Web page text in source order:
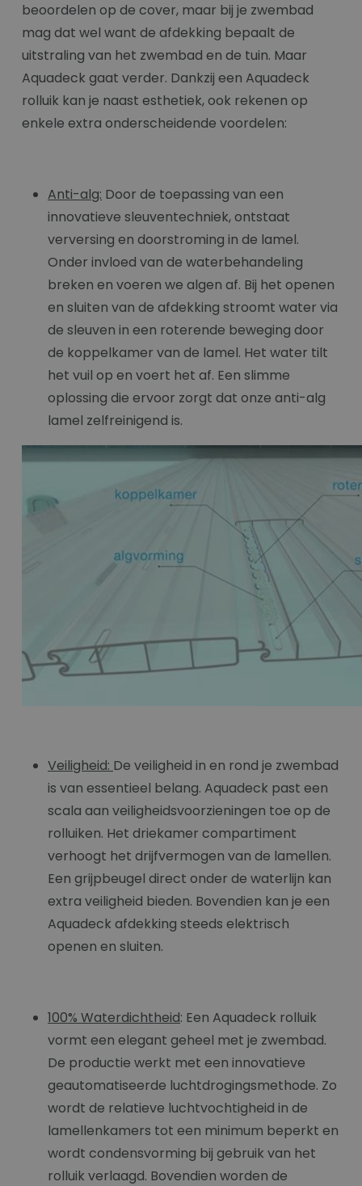
beoordelen op de cover, maar bij je zwembad
mag dat wel want de afdekking bepaalt de
uitstraling van het zwembad en de tuin. Maar
Aquadeck gaat verder. Dankzij een Aquadeck
rolluik kan je naast esthetiek, ook rekenen op
enkele extra onderscheidende voordelen:
Anti-alg: Door de toepassing van een
innovatieve sleuventechniek, ontstaat
verversing en doorstroming in de lamel.
Onder invloed van de waterbehandeling
breken en voeren we algen af. Bij het openen
en sluiten van de afdekking stroomt water via
de sleuven in een roterende beweging door
de koppelkamer van de lamel. Het water tilt
het vuil op en voert het af. Een slimme
oplossing die ervoor zorgt dat onze anti-alg
lamel zelfreinigend is.
Veiligheid: De veiligheid in en rond je zwembad
is van essentieel belang. Aquadeck past een
scala aan veiligheidsvoorzieningen toe op de
rolluiken. Het driekamer compartiment
verhoogt het drijfvermogen van de lamellen.
Een grijpbeugel direct onder de waterlijn kan
extra veiligheid bieden. Bovendien kan je een
Aquadeck afdekking steeds elektrisch
openen en sluiten.
100% Waterdichtheid: Een Aquadeck rolluik
vormt een elegant geheel met je zwembad.
De productie werkt met een innovatieve
geautomatiseerde luchtdrogingsmethode. Zo
wordt de relatieve luchtvochtigheid in de
lamellenkamers tot een minimum beperkt en
wordt condensvorming bij gebruik van het
rolluik verlaagd. Bovendien worden de